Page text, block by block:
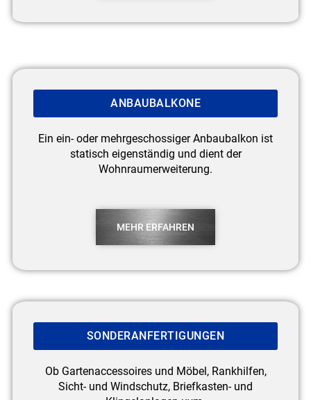
ANBAUBALKONE
Ein ein- oder mehrgeschossiger Anbaubalkon ist
statisch eigenständig und dient der
Wohnraumerweiterung.
MEHR ERFAHREN
SONDERANFERTIGUNGEN
Ob Gartenaccessoires und Möbel, Rankhilfen,
Sicht- und Windschutz, Briefkasten- und